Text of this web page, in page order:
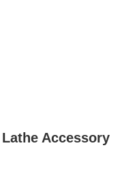
Accessory